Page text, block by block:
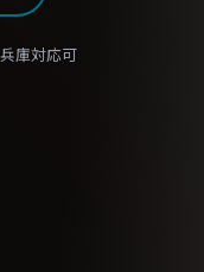
庫対応可